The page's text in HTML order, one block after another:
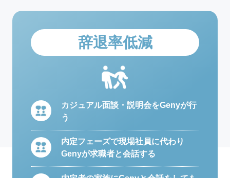
辞退率低減
カジュアル面談・説明会をGenyが行
う
内定フェーズで現場社員に代わり
Genyが求職者と会話する